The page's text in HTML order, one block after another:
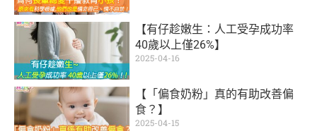
【有仔趁嫩生：人工受孕成功率
40歲以上僅26%】
2025-04-16
【「偏食奶粉」真的有助改善偏
食？】
2025-04-15